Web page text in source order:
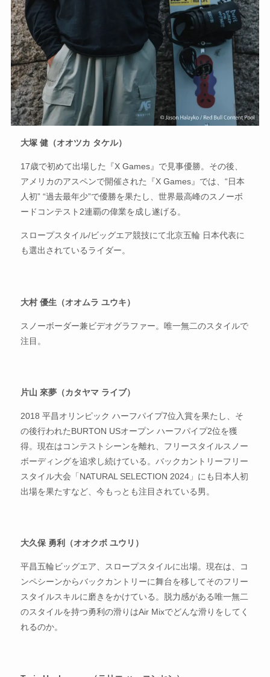
大塚 健（オオツカ タケル）
17歳で初めて出場した『X Games』で見事優勝。その後、
アメリカのアスペンで開催された『X Games』では、“日本
人初” “過去最年少”で優勝を果たし、世界最高峰のスノーボ
ードコンテスト2連覇の偉業を成し遂げる。
スロープスタイル/ビッグエア競技にて北京五輪 日本代表に
も選出されているライダー。
大村 優生（オオムラ ユウキ）
スノーボーダー兼ビデオグラファー。唯一無二のスタイルで
注目。
片山 來夢（カタヤマ ライブ）
2018 平昌オリンピック ハーフパイプ7位入賞を果たし、そ
の後行われたBURTON USオープン ハーフパイプ2位を獲
得。現在はコンテストシーンを離れ、フリースタイルスノー
ボーディングを追求し続けている。バックカントリーフリー
スタイル大会「NATURAL SELECTION 2024」にも日本人初
出場を果たすなど、今もっとも注目されている男。
大久保 勇利（オオクボ ユウリ）
平昌五輪ビッグエア、スロープスタイルに出場。現在は、コ
ンペシーンからバックカントリーに舞台を移してそのフリー
スタイルスキルに磨きをかけている。脱力感がある唯一無二
のスタイルを持つ勇利の滑りはAir Mixでどんな滑りをしてく
れるのか。